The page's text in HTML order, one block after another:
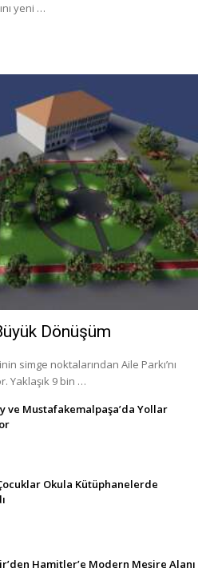
yeni …
Dönüşüm
simge noktalarından Aile Parkı’nı
Yaklaşık 9 bin …
ve Mustafakemalpaşa’da Yollar
Okula Kütüphanelerde
Hamitler’e Modern Mesire Alanı